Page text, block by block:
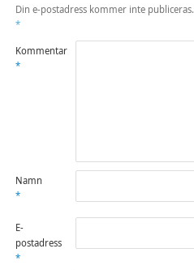
Din e-postadress kommer inte publiceras.
*
Kommentar
*
Namn
*
E-
postadress
*